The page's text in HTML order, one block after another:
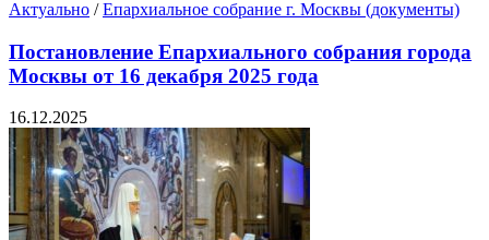
Актуально /Епархиальное собрание г. Москвы (документы)
Постановление Епархиального собрания города
Москвы от 16 декабря 2025 года
16.12.2025